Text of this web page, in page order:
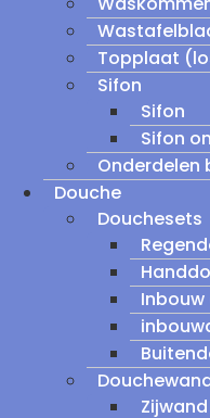
Topplaat
Sifon
Sifon
Sifon
Onderdelen
Douche
Douchesets
Zijwand